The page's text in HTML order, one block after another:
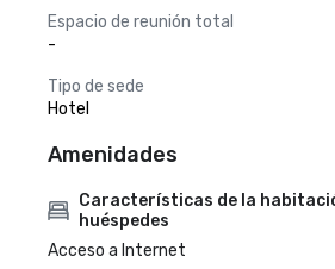
Espacio de reunión total
-
Tipo de sede
Hotel
Amenidades
Características de la
huéspedes
Acceso a Internet